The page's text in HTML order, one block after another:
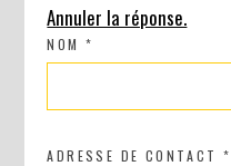
Annuler la réponse.
NOM*
ADRESSE DE CONTACT*